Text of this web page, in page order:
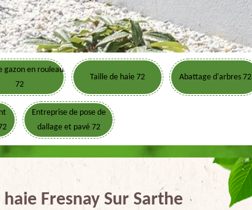
gazon en rouleau
72
Taille de haie 72 Abattage d'arbres 72
Entreprise de pose de
dallage et pavé 72
Fresnay Sur Sarthe